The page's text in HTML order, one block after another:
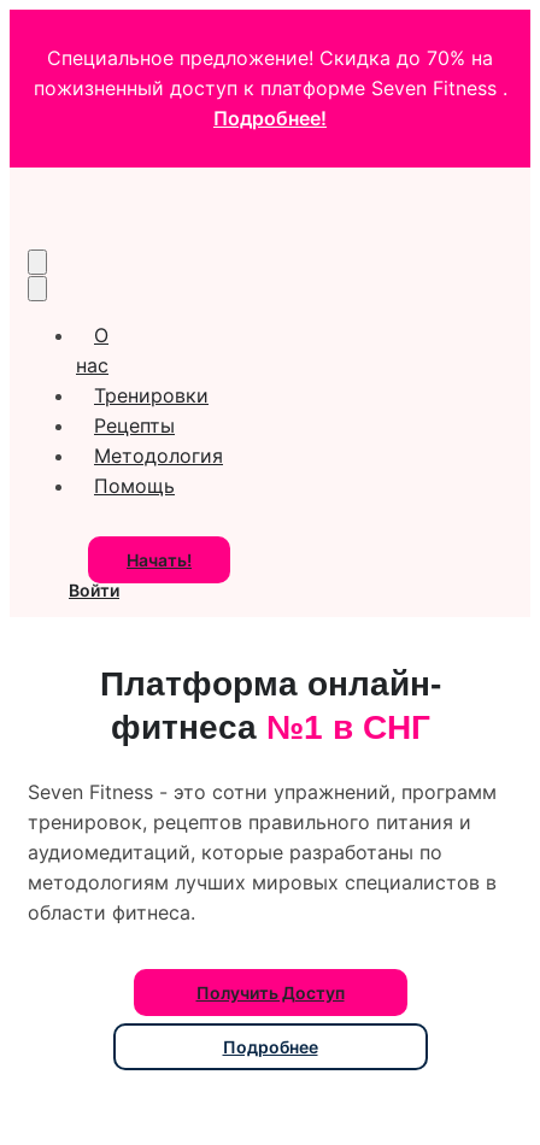
Специальное предложение! Скидка до 70% на
пожизненный доступ к платформе Seven Fitness .
Подробнее!
О
нас
Тренировки
Рецепты
Методология
Помощь
Начать!
Войти
Платформа онлайн-
фитнеса №1 в СНГ
Seven Fitness - это сотни упражнений, программ
тренировок, рецептов правильного питания и
аудиомедитаций, которые разработаны по
методологиям лучших мировых специалистов в
области фитнеса.
Получить Доступ
Подробнее